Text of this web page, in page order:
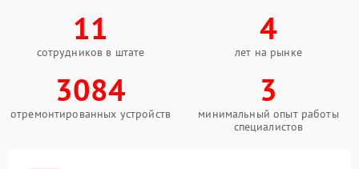
11
сотрудников в штате
4
лет на рынке
3084
отремонтированных устройств
3
минимальный опыт работы
специалистов